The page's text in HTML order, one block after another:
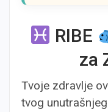
RIBE
za
Tvoje zdravlje
tvog